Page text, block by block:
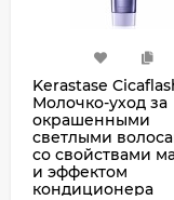
Kerastase
Молочко-уход за
окрашенными
светлыми
со свойствами
и эффектом
кондиционера